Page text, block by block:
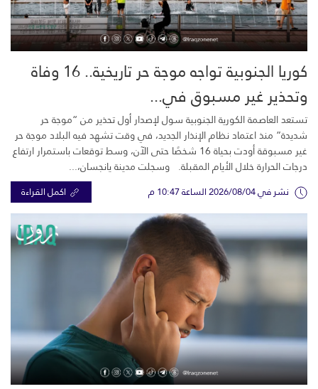
كوريا الجنوبية تواجه موجة حر تاريخية.. 16 وفاة
وتحذير غير مسبوق في...
تستعد العاصمة الكورية الجنوبية سول لإصدار أول تحذير من “موجة حر
شديدة” منذ اعتماد نظام الإنذار الجديد، في وقت تشهد فيه البلاد موجة حر
غير مسبوقة أودت بحياة 16 شخصًا حتى الآن، وسط توقعات باستمرار ارتفاع
درجات الحرارة خلال الأيام المقبلة. وسجلت مدينة يانجسان،...
نشر في 2026/08/04 الساعة 10:47 م اكمل القراءة